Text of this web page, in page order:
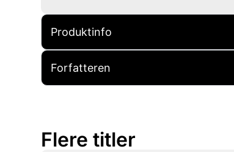
Produktinfo
Forfatteren
Flere titler